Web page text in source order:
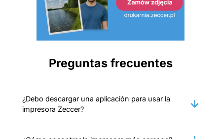
Preguntas frecuentes
¿Debo descargar una aplicación para usar la
impresora Zeccer?